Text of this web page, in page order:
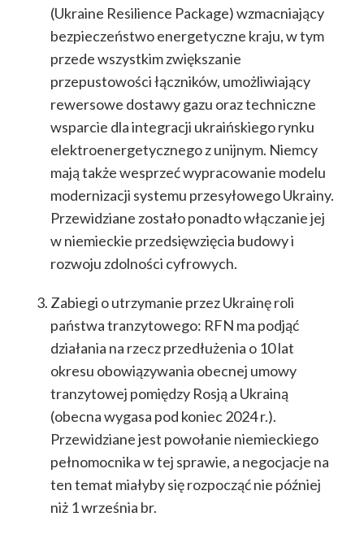
(Ukraine Resilience Package) wzmacniający
bezpieczeństwo energetyczne kraju, w tym
przede wszystkim zwiększanie
przepustowości łączników, umożliwiający
rewersowe dostawy gazu oraz techniczne
wsparcie dla integracji ukraińskiego rynku
elektroenergetycznego z unijnym. Niemcy
mają także wesprzeć wypracowanie modelu
modernizacji systemu przesyłowego Ukrainy.
Przewidziane zostało ponadto włączanie jej
w niemieckie przedsięwzięcia budowy i
rozwoju zdolności cyfrowych.
Zabiegi o utrzymanie przez Ukrainę roli
państwa tranzytowego: RFN ma podjąć
działania na rzecz przedłużenia o 10 lat
okresu obowiązywania obecnej umowy
tranzytowej pomiędzy Rosją a Ukrainą
(obecna wygasa pod koniec 2024 r.).
Przewidziane jest powołanie niemieckiego
pełnomocnika w tej sprawie, a negocjacje na
ten temat miałyby się rozpocząć nie później
niż 1 września br.